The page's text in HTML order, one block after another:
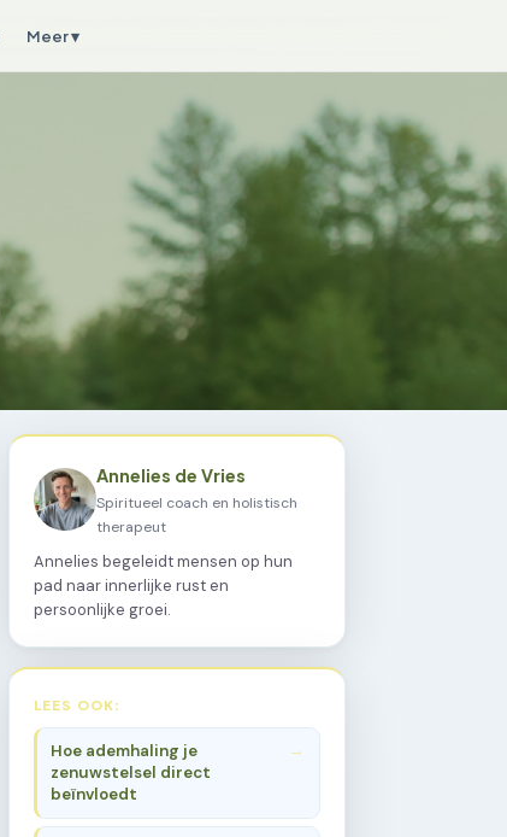
Meer ▾
Annelies de Vries
Spiritueel coach en holistisch
therapeut
Annelies begeleidt mensen op hun
pad naar innerlijke rust en
persoonlijke groei.
LEES OOK:
Hoe ademhaling je
zenuwstelsel direct
beïnvloedt